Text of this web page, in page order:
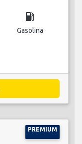
local_gas_station
Gasolina
PREMIUM